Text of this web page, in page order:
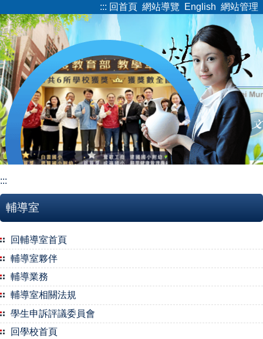
到
主
要
內
容
區
::: 回首頁 網站導覽 English 網站管理
:::
輔導室
回輔導室首頁
輔導室夥伴
輔導業務
輔導室相關法規
學生申訴評議委員會
回學校首頁